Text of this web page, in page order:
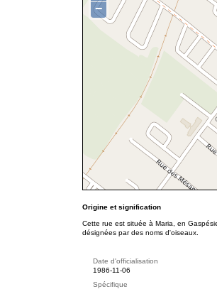
−
Origine et signification
Cette rue est située à Maria, en
désignées par des noms d'oiseaux.
Date d'officialisation
1986-11-06
Spécifique